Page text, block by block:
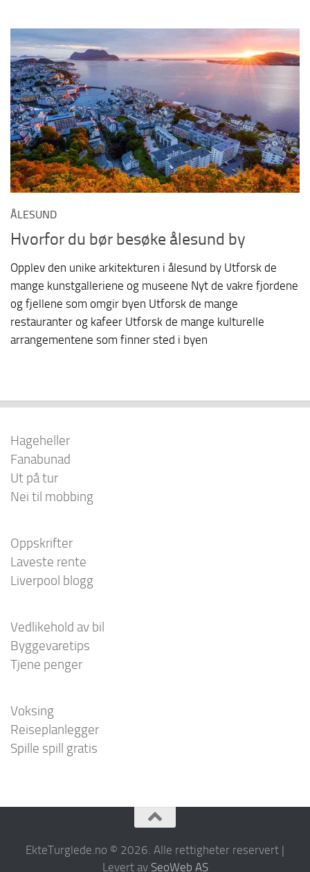
ÅLESUND
Hvorfor du bør besøke ålesund by
Opplev den unike arkitekturen i ålesund by Utforsk de
mange kunstgalleriene og museene Nyt de vakre fjordene
og fjellene som omgir byen Utforsk de mange
restauranter og kafeer Utforsk de mange kulturelle
arrangementene som finner sted i byen
Hageheller
Fanabunad
Ut på tur
Nei til mobbing
Oppskrifter
Laveste rente
Liverpool blogg
Vedlikehold av bil
Byggevaretips
Tjene penger
Voksing
Reiseplanlegger
Spille spill gratis
EkteTurglede.no © 2026. Alle rettigheter reservert |
Levert av SeoWeb AS